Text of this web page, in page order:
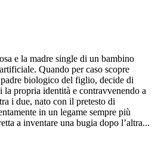
e la madre single di un bambino
Quando per caso scopre
biologico del figlio, decide di
propria identità e contravvenendo a
i due, nato con il pretesto di
in un legame sempre più
a inventare una bugia dopo l’altra...